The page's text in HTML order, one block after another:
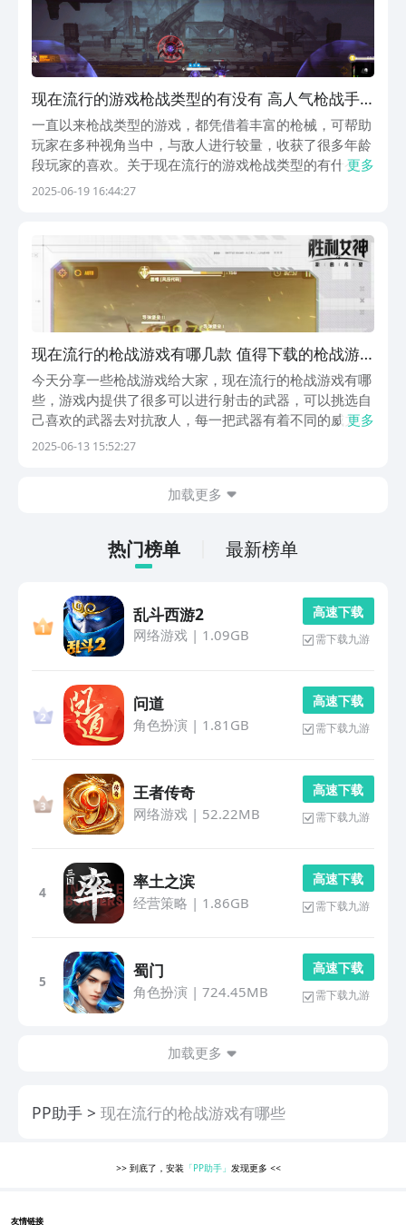
现在流行的游戏枪战类型的有没有 高人气枪战手
游安卓下载推荐2025
一直以来枪战类型的游戏，都凭借着丰富的枪械，可帮助
玩家在多种视角当中，与敌人进行较量，收获了很多年龄
段玩家的喜欢。关于现在流行的游戏枪战类型的有什么？
接下来盘点几款，既可帮助玩家成为漂亮的女生角色，与
神：...
更多
2025-06-19 16:44:27
现在流行的枪战游戏有哪几款 值得下载的枪战游
戏手机版分享2025
今天分享一些枪战游戏给大家，现在流行的枪战游戏有哪
些，游戏内提供了很多可以进行射击的武器，可以挑选自
己喜欢的武器去对抗敌人，每一把武器有着不同的威力和
配件，玩家也可以自由的进行组装，在过程中会有很多刺
更多
2025-06-13 15:52:27
加载更多
热门榜单 最新榜单
乱斗西游2
网络游戏| 1.09GB
高 速 下 载
需下载九游
问道
角色扮演 | 1.81GB
高 速 下 载
需下载九游
王者传奇
网络游戏| 52.22MB
高 速 下 载
需下载九游
4
率土之滨
经营策略 | 1.86GB
高 速 下 载
需下载九游
5
蜀门
角色扮演 | 724.45MB
高 速 下 载
需下载九游
加载更多
PP助手 现在流行的枪战游戏有哪些
>> 到底了，安装 「PP助手」 发现更多<<
友情链接